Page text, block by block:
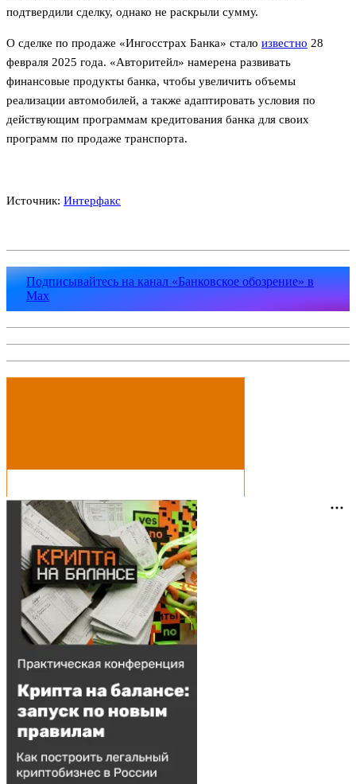
подтвердили сделку, однако не раскрыли сумму.
О сделке по продаже «Ингосстрах Банка» стало известно 28
февраля 2025 года. «Авторитейл» намерена развивать
финансовые продукты банка, чтобы увеличить объемы
реализации автомобилей, а также адаптировать условия по
действующим программам кредитования банка для своих
программ по продаже транспорта.
Источник: Интерфакс
Подписывайтесь на канал «Банковское обозрение» в
Max